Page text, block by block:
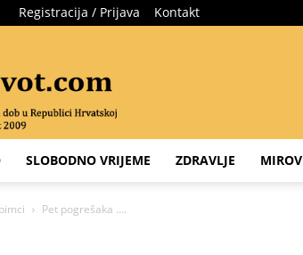
Registracija / Prijava Kontakt
SLOBODNO VRIJEME ZDRAVLJE
Pet pogrešaka ….